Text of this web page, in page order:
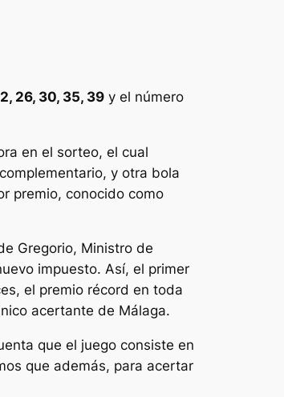
26, 30, 35, 39 y el número
en el sorteo, el cual
y otra bola
premio, conocido como
Gregorio, Ministro de
impuesto. Así, el primer
el premio récord en toda
acertante de Málaga.
que el juego consiste en
que además, para acertar